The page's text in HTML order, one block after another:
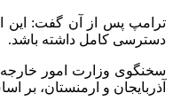
ترامپ پس از آن گفت:‌ این
دسترسی کامل داشته باشد.
سخنگوی وزارت امور خارجه
آذربایجان و ارمنستان،